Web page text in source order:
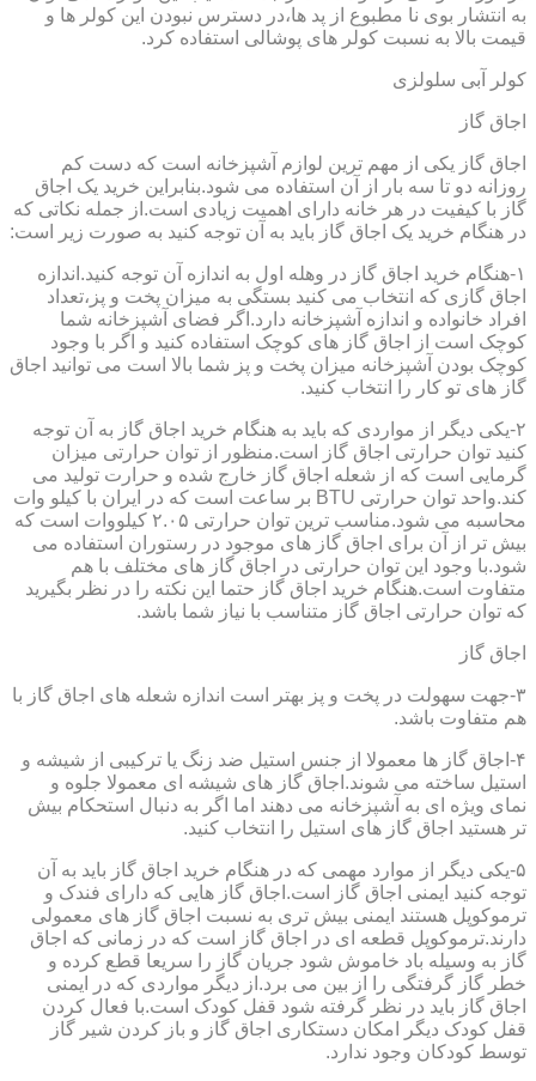
به انتشار بوی نا مطبوع از پد ها،در دسترس نبودن این کولر ها و
قیمت بالا به نسبت کولر های پوشالی استفاده کرد.
کولر آبی سلولزی
اجاق گاز
اجاق گاز یکی از مهم ترین لوازم آشپزخانه است که دست کم
روزانه دو تا سه بار از آن استفاده می شود.بنابراین خرید یک اجاق
گاز با کیفیت در هر خانه دارای اهمیت زیادی است.از جمله نکاتی که
در هنگام خرید یک اجاق گاز باید به آن توجه کنید به صورت زیر است:
۱-هنگام خرید اجاق گاز در وهله اول به اندازه آن توجه کنید.اندازه
اجاق گازی که انتخاب می کنید بستگی به میزان پخت و پز،تعداد
افراد خانواده و اندازه آشپزخانه دارد.اگر فضای آشپزخانه شما
کوچک است از اجاق گاز های کوچک استفاده کنید و اگر با وجود
کوچک بودن آشپزخانه میزان پخت و پز شما بالا است می توانید اجاق
گاز های تو کار را انتخاب کنید.
۲-یکی دیگر از مواردی که باید به هنگام خرید اجاق گاز به آن توجه
کنید توان حرارتی اجاق گاز است.منظور از توان حرارتی میزان
گرمایی است که از شعله اجاق گاز خارج شده و حرارت تولید می
کند.واحد توان حرارتی BTU بر ساعت است که در ایران با کیلو وات
محاسبه می شود.مناسب ترین توان حرارتی ۲.۰۵ کیلووات است که
بیش تر از آن برای اجاق گاز های موجود در رستوران استفاده می
شود.با وجود این توان حرارتی در اجاق گاز های مختلف با هم
متفاوت است.هنگام خرید اجاق گاز حتما این نکته را در نظر بگیرید
که توان حرارتی اجاق گاز متناسب با نیاز شما باشد.
اجاق گاز
۳-جهت سهولت در پخت و پز بهتر است اندازه شعله های اجاق گاز با
هم متفاوت باشد.
۴-اجاق گاز ها معمولا از جنس استیل ضد زنگ یا ترکیبی از شیشه و
استیل ساخته می شوند.اجاق گاز های شیشه ای معمولا جلوه و
نمای ویژه ای به آشپزخانه می دهند اما اگر به دنبال استحکام بیش
تر هستید اجاق گاز های استیل را انتخاب کنید.
۵-یکی دیگر از موارد مهمی که در هنگام خرید اجاق گاز باید به آن
توجه کنید ایمنی اجاق گاز است.اجاق گاز هایی که دارای فندک و
ترموکوپل هستند ایمنی بیش تری به نسبت اجاق گاز های معمولی
دارند.ترموکوپل قطعه ای در اجاق گاز است که در زمانی که اجاق
گاز به وسیله باد خاموش شود جریان گاز را سریعا قطع کرده و
خطر گاز گرفتگی را از بین می برد.از دیگر مواردی که در ایمنی
اجاق گاز باید در نظر گرفته شود قفل کودک است.با فعال کردن
قفل کودک دیگر امکان دستکاری اجاق گاز و باز کردن شیر گاز
توسط کودکان وجود ندارد.